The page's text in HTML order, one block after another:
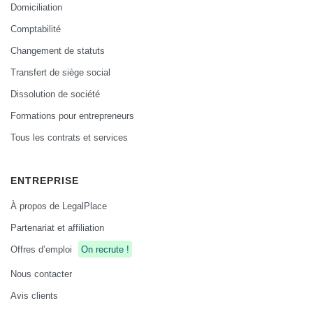
Domiciliation
Comptabilité
Changement de statuts
Transfert de siège social
Dissolution de société
Formations pour entrepreneurs
Tous les contrats et services
ENTREPRISE
À propos de LegalPlace
Partenariat et affiliation
Offres d’emploi
On recrute !
Nous contacter
Avis clients